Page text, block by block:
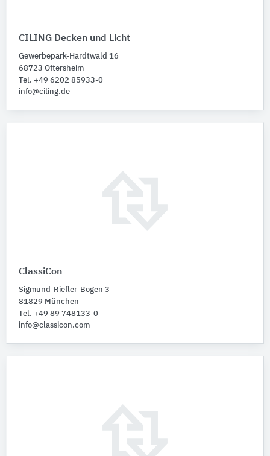
CILING Decken und Licht
Gewerbepark-Hardtwald 16
68723 Oftersheim
Tel. +49 6202 85933-0
info@ciling.de
ClassiCon
Sigmund-Riefler-Bogen 3
81829 München
Tel. +49 89 748133-0
info@classicon.com